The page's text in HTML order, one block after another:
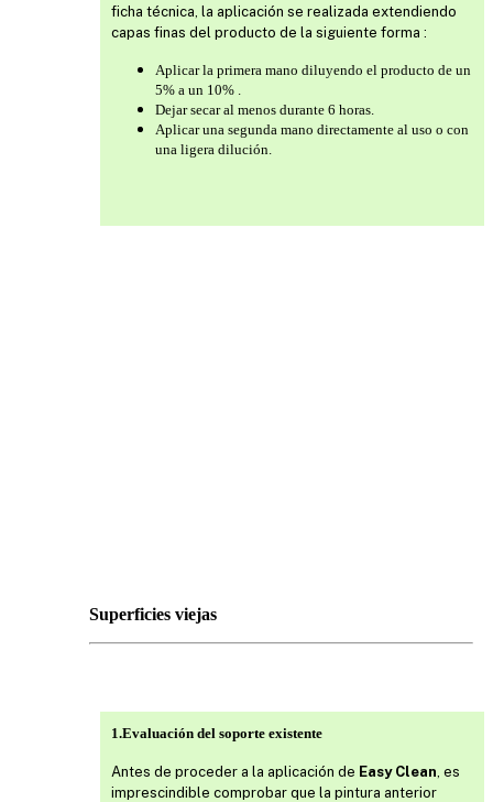
ficha técnica, la aplicación se realizada extendiendo
capas finas del producto de la siguiente forma :
Aplicar la primera mano diluyendo el producto de un
5% a un 10% .
Dejar secar al menos durante 6 horas.
Aplicar una segunda mano directamente al uso o con
una ligera dilución.
Superficies viejas
1.Evaluación del soporte existente
Antes de proceder a la aplicación de Easy Clean , es
imprescindible comprobar que la pintura anterior